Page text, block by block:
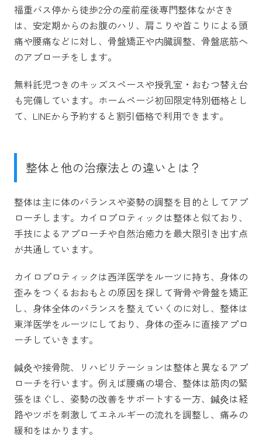
福重バス停から徒歩2分の産前産後専門整体ながさき
は、安定期からのお腹のハリ、肩こりや首こりによる頭
痛や腰痛などに対し、骨盤矯正や内臓調整、骨盤底筋へ
のアプローチをします。
無料託児つきのキッズスペースや授乳室・おむつ替え台
も完備しています。ホームページ初回限定特別価格とし
て、LINEから予約すると割引価格で利用できます。
整体と他の治療法との違いとは？
整体は主に体のバランスや姿勢の調整を目的としてアプ
ローチします。カイロプロティックは整体と似ており、
手技によるアプローチや自然治癒力を最大限引き出す点
が共通しています。
カイロプロティックは西洋医学をルーツに持ち、身体の
歪みをつくるおおもとの原因を探して背骨や骨盤を矯正
し、身体全体のバランスを整えていくのに対し、整体は
東洋医学をルーツにしており、身体の歪みに直接アプロ
ーチしていきます。
鍼灸や接骨院、リハビリテーションは整体と異なるアプ
ローチを行います。例えば腰痛の場合、整体は筋肉の緊
張をほぐし、姿勢の改善をサポートする一方、鍼灸は経
路やツボを刺激してエネルギーの流れを調整し、痛みの
緩和をはかります。